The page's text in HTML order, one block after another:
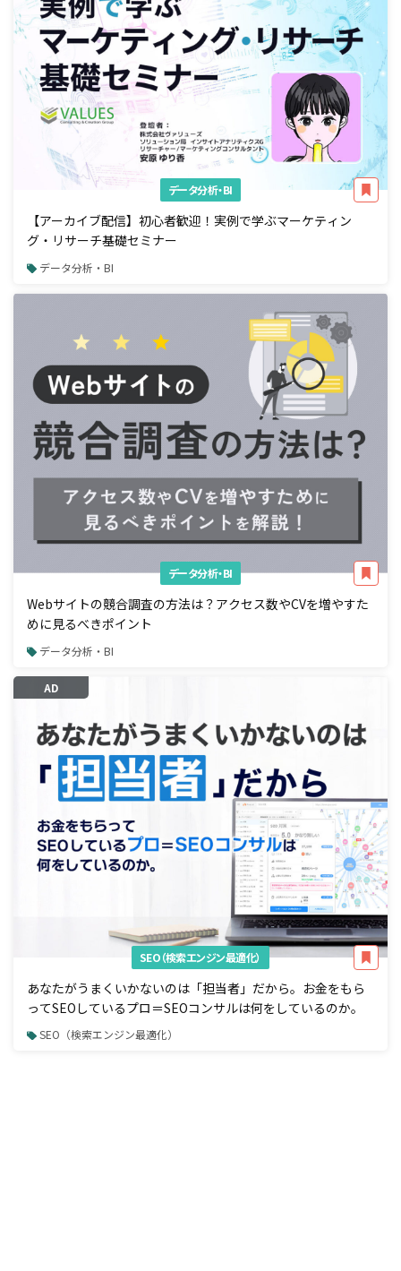
データ分析・BI
【アーカイブ配信】初心者歓迎！実例で学ぶマーケティン
グ・リサーチ基礎セミナー
データ分析・BI
データ分析・BI
Webサイトの競合調査の方法は？アクセス数やCVを増やすた
めに見るべきポイント
データ分析・BI
AD
SEO（検索エンジン最適化）
あなたがうまくいかないのは「担当者」だから。お金をもら
ってSEOしているプロ＝SEOコンサルは何をしているのか。
SEO（検索エンジン最適化）